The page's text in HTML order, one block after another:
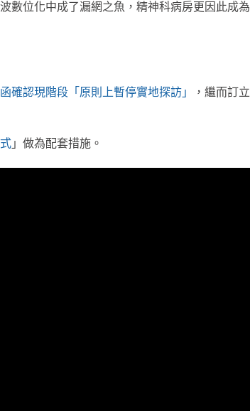
數位化中成了漏網之魚，精神科病房更因此成為
確認現階段「原則上暫停實地探訪」
，繼而訂立
」做為配套措施。